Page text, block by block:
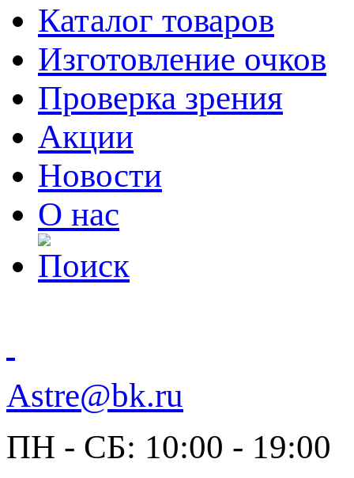
Каталог товаров
Изготовление очков
Проверка зрения
Акции
Новости
О нас
Astre@bk.ru
ПН - СБ: 10:00 - 19:00